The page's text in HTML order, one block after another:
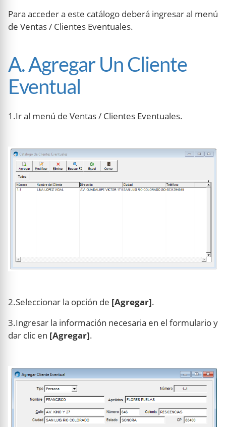
Para acceder a este catálogo deberá ingresar al menú
de Ventas / Clientes Eventuales.
A. Agregar Un Cliente
Eventual
1.Ir al menú de Ventas / Clientes Eventuales.
2.Seleccionar la opción de [Agregar].
3.Ingresar la información necesaria en el formulario y
dar clic en [Agregar].